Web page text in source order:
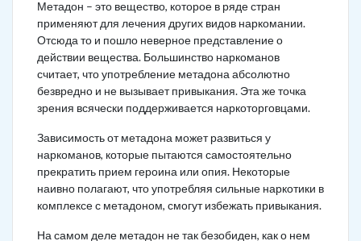
Метадон – это вещество, которое в ряде стран
применяют для лечения других видов наркомании.
Отсюда то и пошло неверное представление о
действии вещества. Большинство наркоманов
считает, что употребление метадона абсолютно
безвредно и не вызывает привыкания. Эта же точка
зрения всячески поддерживается наркоторговцами.
Зависимость от метадона может развиться у
наркоманов, которые пытаются самостоятельно
прекратить прием героина или опия. Некоторые
наивно полагают, что употребляя сильные наркотики в
комплексе с метадоном, смогут избежать привыкания.
На самом деле метадон не так безобиден, как о нем